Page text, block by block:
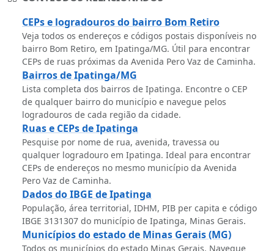
CEPs e logradouros do bairro Bom Retiro
Veja todos os endereços e códigos postais disponíveis no
bairro Bom Retiro, em Ipatinga/MG. Útil para encontrar
CEPs de ruas próximas da Avenida Pero Vaz de Caminha.
Bairros de Ipatinga/MG
Lista completa dos bairros de Ipatinga. Encontre o CEP
de qualquer bairro do município e navegue pelos
logradouros de cada região da cidade.
Ruas e CEPs de Ipatinga
Pesquise por nome de rua, avenida, travessa ou
qualquer logradouro em Ipatinga. Ideal para encontrar
CEPs de endereços no mesmo município da Avenida
Pero Vaz de Caminha.
Dados do IBGE de Ipatinga
População, área territorial, IDHM, PIB per capita e código
IBGE 3131307 do município de Ipatinga, Minas Gerais.
Municípios do estado de Minas Gerais (MG)
Todos os municípios do estado Minas Gerais. Navegue